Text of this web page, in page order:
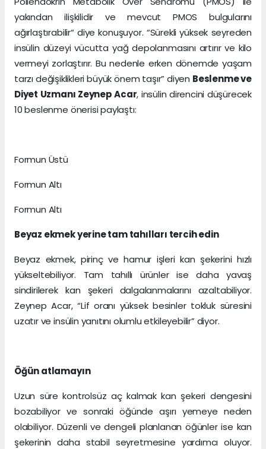
yakından ilişkilidir ve mevcut PMOS bulgularını
ağırlaştırabilir“ diye konuşuyor. “Sürekli yüksek seyreden
insülin düzeyi vücutta yağ depolanmasını artırır ve kilo
vermeyi zorlaştırır. Bu nedenle erken dönemde yaşam
tarzı değişiklikleri büyük önem taşır” diyen Beslenme ve
Diyet Uzmanı Zeynep Acar, insülin direncini düşürecek
10 beslenme önerisi paylaştı:
Formun Üstü
Formun Altı
Formun Altı
Beyaz ekmek yerine tam tahılları tercih edin
Beyaz ekmek, pirinç ve hamur işleri kan şekerini hızlı
yükseltebiliyor. Tam tahıllı ürünler ise daha yavaş
sindirilerek kan şekeri dalgalanmalarını azaltabiliyor.
Zeynep Acar, “Lif oranı yüksek besinler tokluk süresini
uzatır ve insülin yanıtını olumlu etkileyebilir” diyor.
Öğün atlamayın
Uzun süre kontrolsüz aç kalmak kan şekeri dengesini
bozabiliyor ve sonraki öğünde aşırı yemeye neden
olabiliyor. Düzenli ve dengeli planlanan öğünler ise kan
şekerinin daha stabil seyretmesine yardımcı oluyor.